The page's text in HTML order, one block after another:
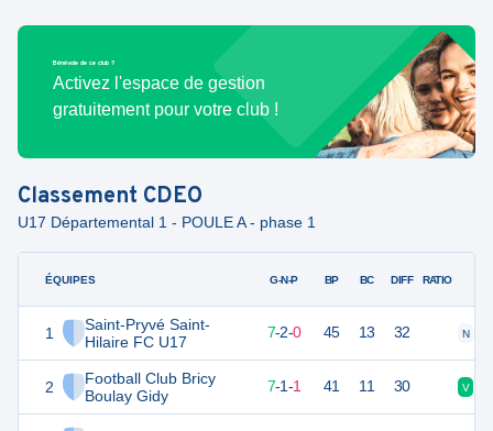
Bénévole de ce club ?
Activez l'espace de gestion
gratuitement pour votre club !
Classement CDEO
U17 Départemental 1 - POULE A - phase 1
ÉQUIPES
1
Saint-Pryvé Saint-
Hilaire FC U17
2
Football Club Bricy
Boulay Gidy
G-N-P BP BC DIFF RATIO
23 7-2-0 45 13 32 N
22 7-1-1 41 11 30 V